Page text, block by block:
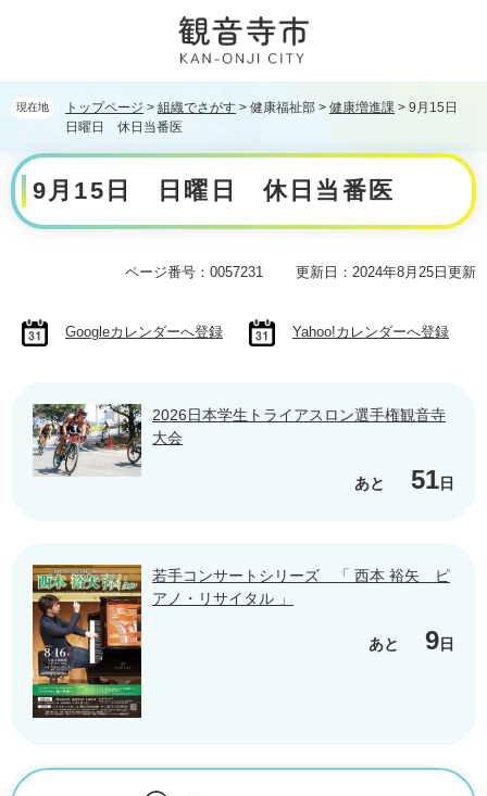
す。
し
本
現在地 トップページ > 組織でさがす > 健康福祉部 > 健康増進課 > 9月15日
日曜日 休日当番医
本
文 9月15日 日曜日 休日当番医
ページ番号：0057231 更新日：2024年8月25日更新
Googleカレンダーへ登録 Yahoo!カレンダーへ登録
2026日本学生トライアスロン選手権観音寺
大会
あと 51日
若手コンサートシリーズ 「 西本 裕矢 ピ
アノ・リサイタル 」
あと 9日